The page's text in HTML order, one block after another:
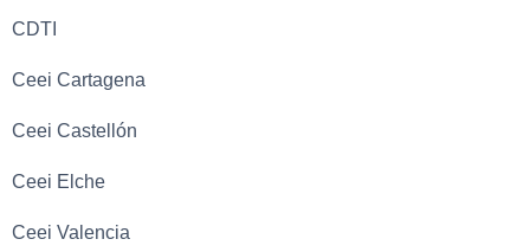
CDTI
Ceei Cartagena
Ceei Castellón
Ceei Elche
Ceei Valencia